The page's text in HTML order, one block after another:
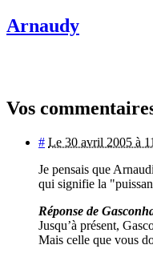
Arnaudy
Vos
# Le 30 avril 2005 à
Je pensais que
qui signifie la
Réponse de
Jusqu’à présent,
Mais celle que vous